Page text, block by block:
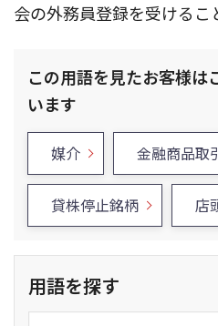
会の外務員登録を受けるこ
この用語を見たお客様は
います
媒介 金融商品取
貸株停止銘柄 店
用語を探す